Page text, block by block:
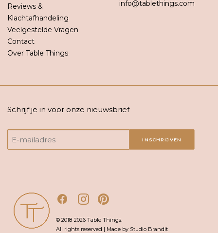
Reviews &
Klachtafhandeling
Veelgestelde Vragen
Contact
Over Table Things
info@tablethings.com
Schrijf je in voor onze nieuwsbrief
INSCHRIJVEN
© 2018-2026 Table Things.
All rights reserved | Made by Studio Brandit